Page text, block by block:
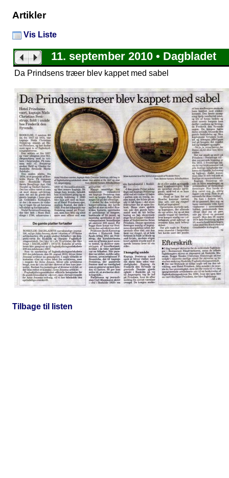
Artikler
Vis Liste
11. september 2010 • Dagbladet
Da Prindsens træer blev kappet med sabel
Tilbage til listen